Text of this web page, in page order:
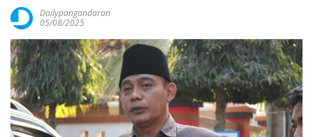
Dailypangandaran
05/08/2025